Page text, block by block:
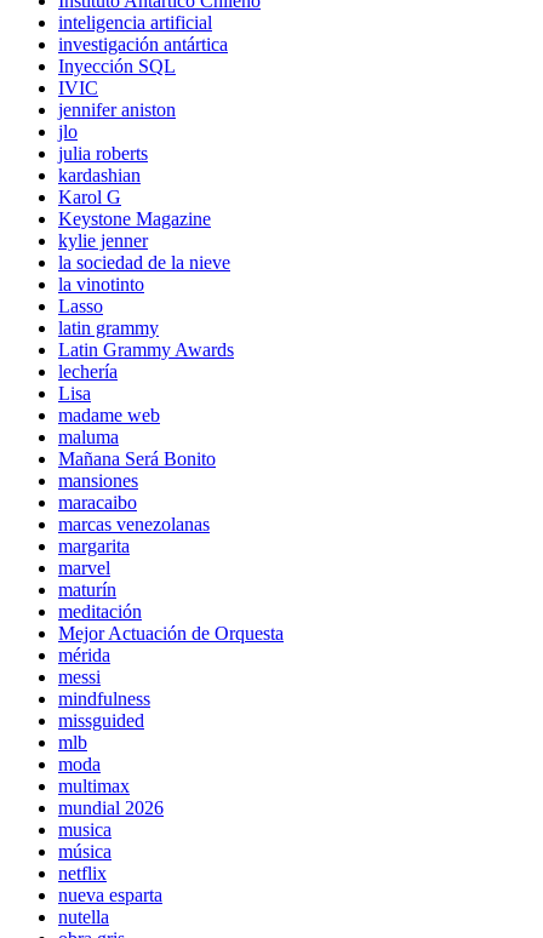
inteligencia artificial
investigación antártica
Inyección SQL
IVIC
jennifer aniston
jlo
julia roberts
kardashian
Karol G
Keystone Magazine
kylie jenner
la sociedad de la nieve
la vinotinto
Lasso
latin grammy
Latin Grammy Awards
lechería
Lisa
madame web
maluma
Mañana Será Bonito
mansiones
maracaibo
marcas venezolanas
margarita
marvel
maturín
meditación
Mejor Actuación de Orquesta
mérida
messi
mindfulness
missguided
mlb
moda
multimax
mundial 2026
musica
música
netflix
nueva esparta
nutella